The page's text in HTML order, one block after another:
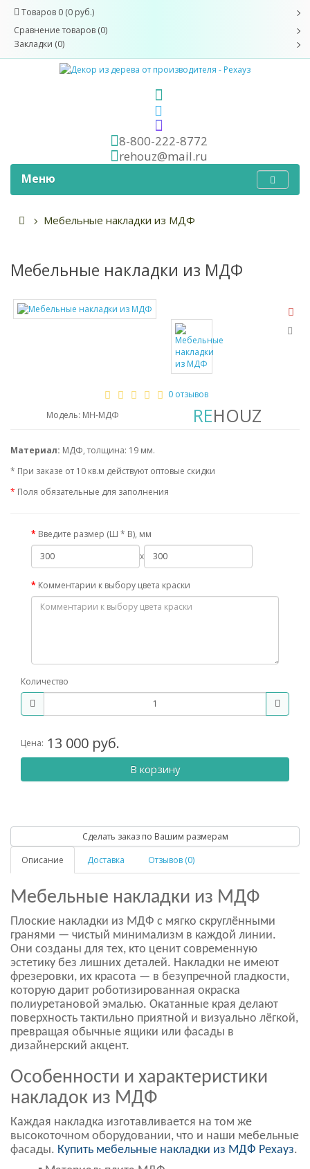
Товаров 0 (0 руб.)
Сравнение товаров (0)
Закладки (0)
8-800-222-8772
rehouz@mail.ru
Меню
Мебельные накладки из МДФ
Мебельные накладки из МДФ
0 отзывов
Модель: МН-МДФ
REHOUZ
Материал: МДФ, толщина: 19 мм.
* При заказе от 10 кв.м действуют оптовые скидки
* Поля обязательные для заполнения
Введите размер (Ш * В), мм
x
Комментарии к выбору цвета краски
Количество
Цена: 13 000 руб.
В корзину
Сделать заказ по Вашим размерам
Описание
Доставка Отзывов (0)
Мебельные накладки из МДФ
Плоские накладки из МДФ с мягко скруглёнными
гранями — чистый минимализм в каждой линии.
Они созданы для тех, кто ценит современную
эстетику без лишних деталей. Накладки не имеют
фрезеровки, их красота — в безупречной гладкости,
которую дарит роботизированная окраска
полиуретановой эмалью. Окатанные края делают
поверхность тактильно приятной и визуально лёгкой,
превращая обычные ящики или фасады в
дизайнерский акцент.
Особенности и характеристики
накладок из МДФ
Каждая накладка изготавливается на том же
высокоточном оборудовании, что и наши мебельные
фасады. Купить мебельные накладки из МДФ Рехауз.